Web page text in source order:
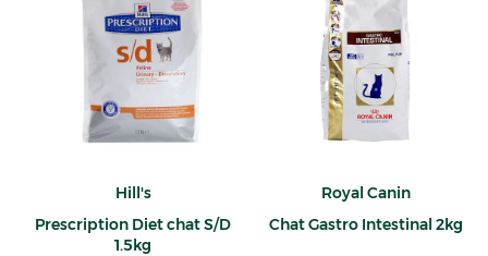
Hill's
Prescription Diet chat S/D
1.5kg
Royal Canin
Chat Gastro Intestinal 2kg